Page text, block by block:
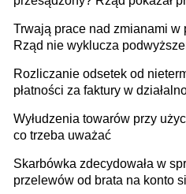
Trwają prace nad zmianami w
Rząd nie wyklucza
Rozliczanie odsetek od
płatności za faktury w
Wyłudzenia towarów przy
co trzeba uważać
Skarbówka zdecydowała w
przelewów od brata na konto